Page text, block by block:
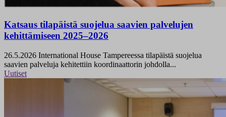
Katsaus tilapäistä suojelua saavien palvelujen
kehittämiseen 2025–2026
26.5.2026 International House Tampereessa tilapäistä suojelua
saavien palveluja kehitettiin koordinaattorin johdolla...
Uutiset